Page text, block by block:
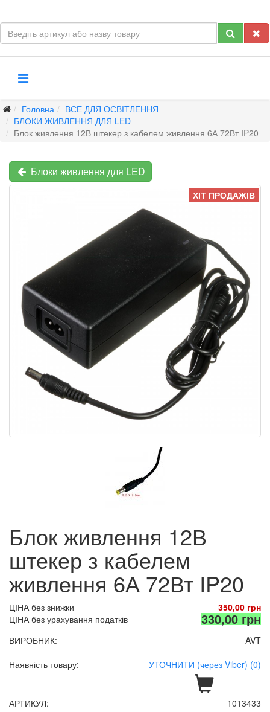
Головна
ВСЕ ДЛЯ ОСВІТЛЕННЯ
БЛОКИ ЖИВЛЕННЯ ДЛЯ LED
Блок живлення 12В штекер з кабелем живлення 6А 72Вт IP20
Блоки живлення для LED
ХІТ ПРОДАЖІВ
Блок живлення 12В
штекер з кабелем
живлення 6А 72Вт IP20
ЦІНА без знижки
350,00 грн
ЦІНА без урахування податків
330,00 грн
ВИРОБНИК:
AVT
Наявність товару:
УТОЧНИТИ (через Viber) (0)
АРТИКУЛ: 1013433